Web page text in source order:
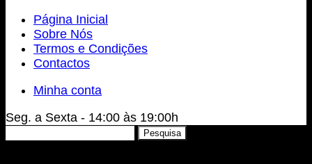
Página Inicial
Sobre Nós
Termos e Condições
Contactos
Minha conta
Seg. a Sexta - 14:00 às 19:00h
Pesquisa